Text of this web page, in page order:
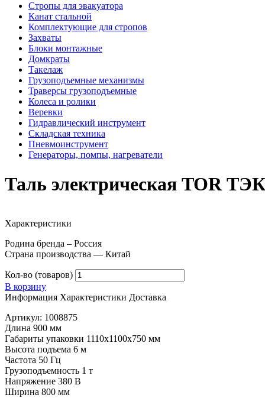
Стропы для эвакуатора
Канат стальной
Комплектующие для стропов
Захваты
Блоки монтажные
Домкраты
Такелаж
Грузоподъемные механизмы
Траверсы грузоподъемные
Колеса и ролики
Веревки
Гидравлический инструмент
Складская техника
Пневмоинструмент
Генераторы, помпы, нагреватели
Таль электрическая TOR
Характеристики
Родина бренда – Россия
Страна производства — Китай
Кол-во (товаров)
В корзину
Информация Характеристики Доставка
Артикул: 1008875
Длина 900 мм
Габариты упаковки 1110х1100х750 мм
Высота подъема 6 м
Частота 50 Гц
Грузоподъемность 1 т
Напряжение 380 В
Ширина 800 мм